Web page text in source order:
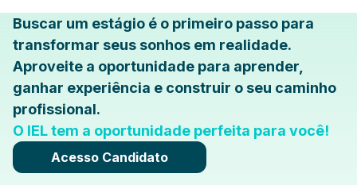
Buscar um estágio é o primeiro passo para
transformar seus sonhos em realidade.
Aproveite a oportunidade para aprender,
ganhar experiência e construir o seu caminho
profissional.
O IEL tem a oportunidade perfeita para você!
Acesso Candidato